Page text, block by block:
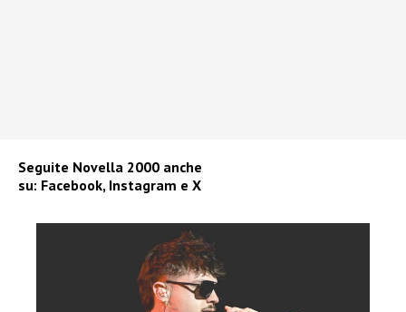
Seguite Novella 2000 anche
su: Facebook, Instagram e X